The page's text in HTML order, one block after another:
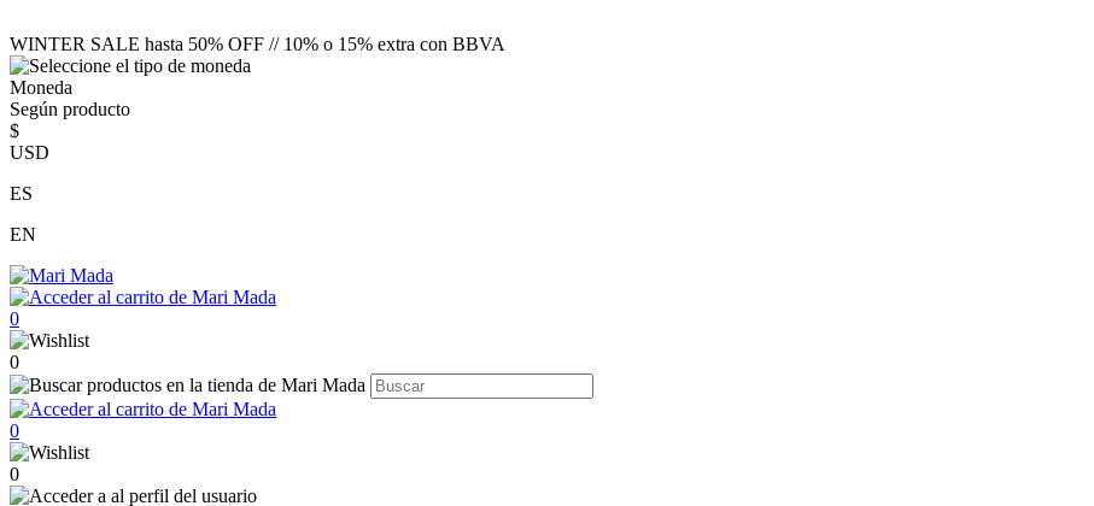
WINTER SALE hasta 50% OFF // 10% o 15% extra con BBVA
Moneda
Según producto
$
USD
ES
EN
0
0
0
0